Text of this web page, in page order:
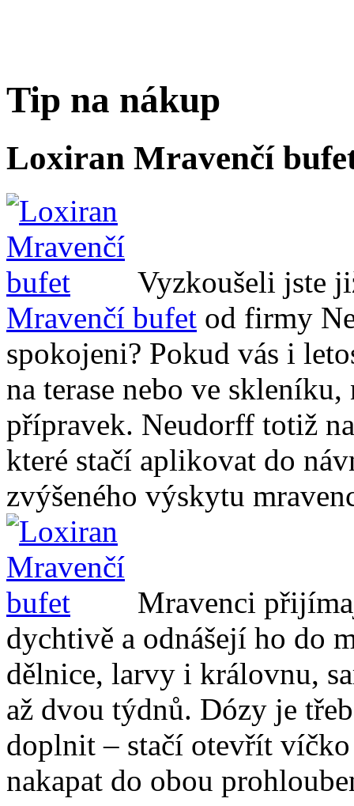
Tip na nákup
Loxiran Mravenčí
Vyzkoušeli jste
Mravenčí bufet od firmy
spokojeni? Pokud vás i
na terase nebo ve
přípravek. Neudorff totiž
které stačí aplikovat do
zvýšeného výskytu
Mravenci
dychtivě a odnášejí ho do
dělnice, larvy i královnu,
až dvou týdnů. Dózy je
doplnit – stačí otevřít
nakapat do obou